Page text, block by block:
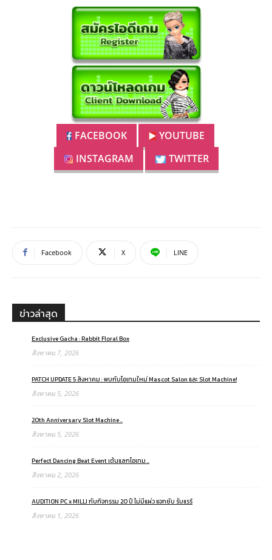
FACEBOOK
YOUTUBE
INSTAGRAM
TWITTER
Facebook X LINE
ข่าวล่าสุด
Exclusive Gacha : Rabbit Floral Box
สิงหาคม 7, 2026
PATCH UPDATE 5 สิงหาคม : พบกับไอเทมใหม่ Mascot Salon และ Slot Machine!
สิงหาคม 5, 2026
20th Anniversary Slot Machine ..
สิงหาคม 5, 2026
Perfect Dancing Beat Event เต้นแลกไอเทม ..
สิงหาคม 2, 2026
AUDITION PC x MILLI กับกิจกรรม 20 ปี ไม่มีแผ่ว แจกยับ รับแรร์
สิงหาคม 1, 2026